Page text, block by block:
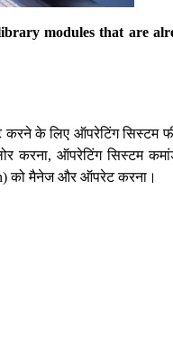
modules that are
करने के लिए ऑपरेटिंग सिस्टम
करना, ऑपरेटिंग सिस्टम
को मैनेज और ऑपरेट करना।